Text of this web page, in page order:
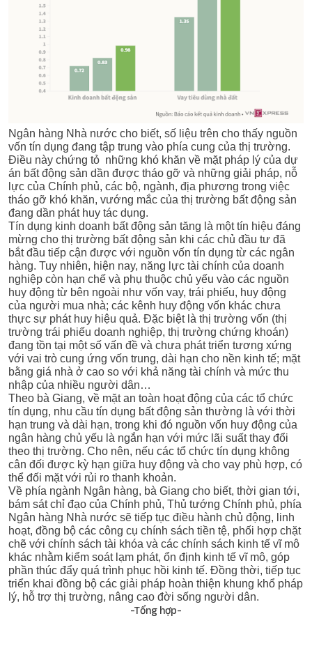
Ngân hàng Nhà nước cho biết, số liệu trên cho thấy nguồn
vốn tín dụng đang tập trung vào phía cung của thị trường.
Điều này chứng tỏ những khó khăn về mặt pháp lý của dự
án bất động sản dần được tháo gỡ và những giải pháp, nỗ
lực của Chính phủ, các bộ, ngành, địa phương trong việc
tháo gỡ khó khăn, vướng mắc của thị trường bất động sản
đang dần phát huy tác dụng.
Tín dụng kinh doanh bất động sản tăng là một tín hiệu đáng
mừng cho thị trường bất động sản khi các chủ đầu tư đã
bắt đầu tiếp cận được với nguồn vốn tín dụng từ các ngân
hàng. Tuy nhiên, hiện nay, năng lực tài chính của doanh
nghiệp còn hạn chế và phụ thuộc chủ yếu vào các nguồn
huy động từ bên ngoài như vốn vay, trái phiếu, huy động
của người mua nhà; các kênh huy động vốn khác chưa
thực sự phát huy hiệu quả. Đặc biệt là thị trường vốn (thị
trường trái phiếu doanh nghiệp, thị trường chứng khoán)
đang tồn tại một số vấn đề và chưa phát triển tương xứng
với vai trò cung ứng vốn trung, dài hạn cho nền kinh tế; mặt
bằng giá nhà ở cao so với khả năng tài chính và mức thu
nhập của nhiều người dân…
Theo bà Giang, về mặt an toàn hoạt động của các tổ chức
tín dụng, nhu cầu tín dụng bất động sản thường là với thời
hạn trung và dài hạn, trong khi đó nguồn vốn huy động của
ngân hàng chủ yếu là ngắn hạn với mức lãi suất thay đổi
theo thị trường. Cho nên, nếu các tổ chức tín dụng không
cân đối được kỳ hạn giữa huy động và cho vay phù hợp, có
thể đối mặt với rủi ro thanh khoản.
Về phía ngành Ngân hàng, bà Giang cho biết, thời gian tới,
bám sát chỉ đạo của Chính phủ, Thủ tướng Chính phủ, phía
Ngân hàng Nhà nước sẽ tiếp tục điều hành chủ động, linh
hoạt, đồng bộ các công cụ chính sách tiền tệ, phối hợp chặt
chẽ với chính sách tài khóa và các chính sách kinh tế vĩ mô
khác nhằm kiểm soát lạm phát, ổn định kinh tế vĩ mô, góp
phần thúc đẩy quá trình phục hồi kinh tế. Đồng thời, tiếp tục
triển khai đồng bộ các giải pháp hoàn thiện khung khổ pháp
lý, hỗ trợ thị trường, nâng cao đời sống người dân.
-Tổng hợp-